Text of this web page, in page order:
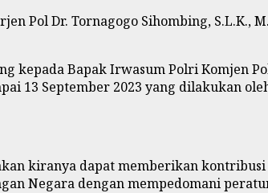
Dr. Tornagogo Sihombing, S.L.K.,
kepada Bapak Irwasum Polri Komjen
13 September 2023 yang dilakukan
kiranya dapat memberikan
Negara dengan mempedomani